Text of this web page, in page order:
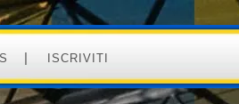
ISCRIVITI